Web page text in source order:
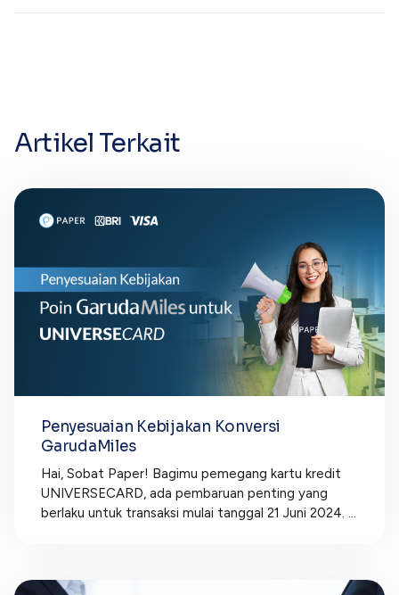
Artikel Terkait
Penyesuaian Kebijakan Konversi
GarudaMiles
Hai, Sobat Paper! Bagimu pemegang kartu kredit
UNIVERSECARD, ada pembaruan penting yang
berlaku untuk transaksi mulai tanggal 21 Juni 2024. ...